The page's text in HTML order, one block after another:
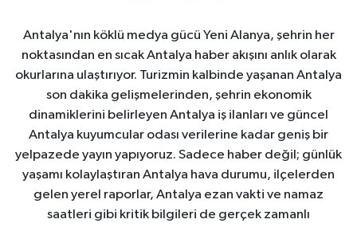
Antalya'nın köklü medya gücü Yeni Alanya, şehrin her
noktasından en sıcak Antalya haber akışını anlık olarak
okurlarına ulaştırıyor. Turizmin kalbinde yaşanan Antalya
son dakika gelişmelerinden, şehrin ekonomik
dinamiklerini belirleyen Antalya iş ilanları ve güncel
Antalya kuyumcular odası verilerine kadar geniş bir
yelpazede yayın yapıyoruz. Sadece haber değil; günlük
yaşamı kolaylaştıran Antalya hava durumu, ilçelerden
gelen yerel raporlar, Antalya ezan vakti ve namaz
saatleri gibi kritik bilgileri de gerçek zamanlı